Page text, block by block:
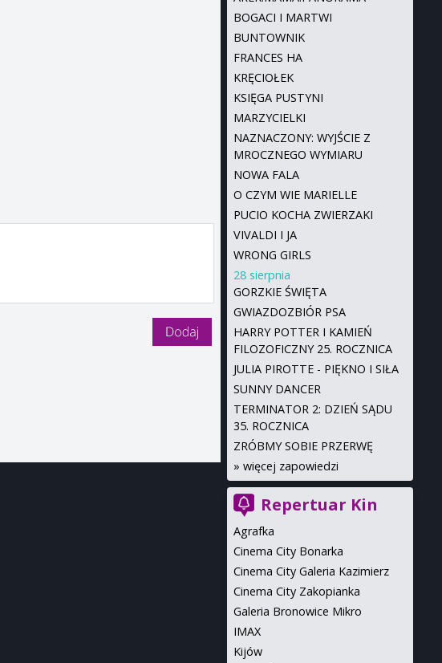
BOGACI I MARTWI
BUNTOWNIK
FRANCES HA
KRĘCIOŁEK
KSIĘGA PUSTYNI
MARZYCIELKI
NAZNACZONY: WYJŚCIE Z
MROCZNEGO WYMIARU
NOWA FALA
O CZYM WIE MARIELLE
PUCIO KOCHA ZWIERZAKI
VIVALDI I JA
WRONG GIRLS
28 sierpnia
GORZKIE ŚWIĘTA
GWIAZDOZBIÓR PSA
HARRY POTTER I KAMIEŃ
FILOZOFICZNY 25. ROCZNICA
JULIA PIROTTE - PIĘKNO I SIŁA
SUNNY DANCER
TERMINATOR 2: DZIEŃ SĄDU
35. ROCZNICA
ZRÓBMY SOBIE PRZERWĘ
» więcej zapowiedzi
Repertuar Kin
Agrafka
Cinema City Bonarka
Cinema City Galeria Kazimierz
Cinema City Zakopianka
Galeria Bronowice Mikro
IMAX
Kijów